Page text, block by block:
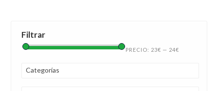
Filtrar
PRECIO: 23€ — 24€
Categorías